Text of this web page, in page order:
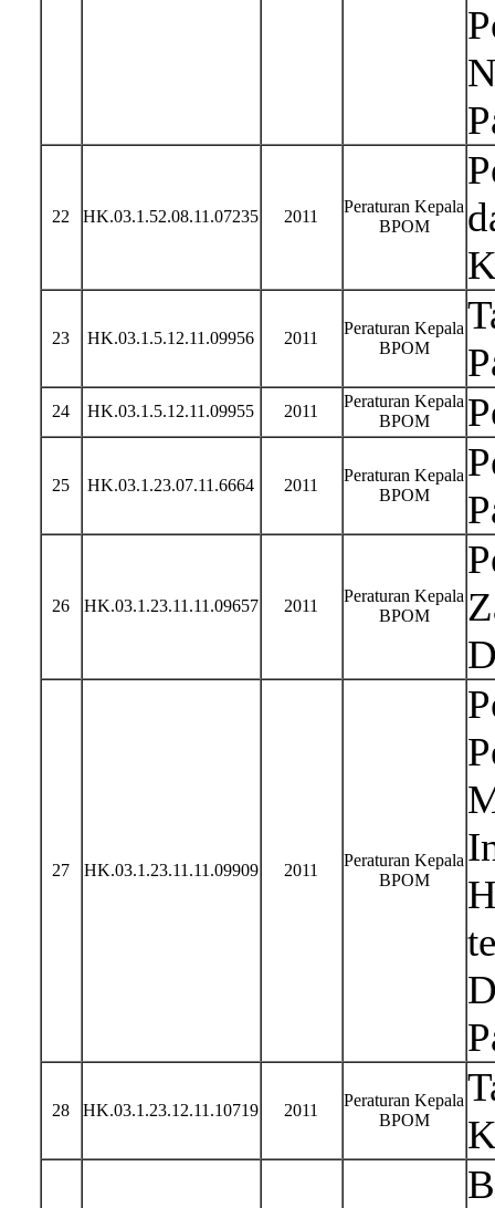
22 HK.03.1.52.08.11.07235 2011
Peraturan Kepala
BPOM
23 HK.03.1.5.12.11.09956 2011
Peraturan Kepala
BPOM
24 HK.03.1.5.12.11.09955 2011
Peraturan Kepala
BPOM
25 HK.03.1.23.07.11.6664 2011
Peraturan Kepala
BPOM
26 HK.03.1.23.11.11.09657 2011
Peraturan Kepala
BPOM
27 HK.03.1.23.11.11.09909 2011
Peraturan Kepala
BPOM
28 HK.03.1.23.12.11.10719 2011
Peraturan Kepala
BPOM